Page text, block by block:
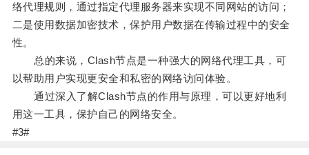
络代理规则，通过指定代理服务器来实现不同网站的访问；
二是使用数据加密技术，保护用户数据在传输过程中的安全
性。
总的来说，Clash节点是一种强大的网络代理工具，可
以帮助用户实现更安全和私密的网络访问体验。
通过深入了解Clash节点的作用与原理，可以更好地利
用这一工具，保护自己的网络安全。
#3#